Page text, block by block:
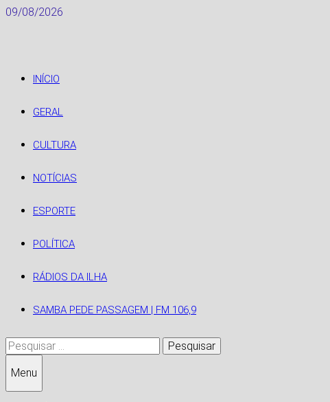
Skip
09/08/2026
INÍCIO
GERAL
CULTURA
NOTÍCIAS
ESPORTE
POLÍTICA
RÁDIOS DA ILHA
SAMBA PEDE PASSAGEM | FM 106,9
Pesquisar
por:
Menu